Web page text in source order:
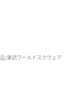
/東武ワールドスクウェア